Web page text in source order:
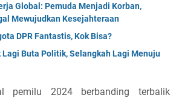
Global: Pemuda Menjadi Korban,
Mewujudkan Kesejahteraan
DPR Fantastis, Kok Bisa?
Lagi Buta Politik, Selangkah Lagi Menuju
pemilu 2024 berbanding terbalik